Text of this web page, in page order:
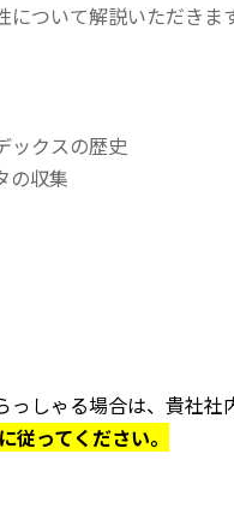
ついて解説いただきます
ックスの歴史
の収集
しゃる場合は、貴社社
従ってください。